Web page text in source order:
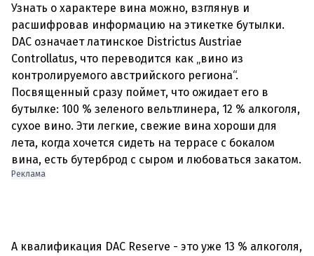
Узнать о характере вина можно, взглянув и
расшифровав информацию на этикетке бутылки.
DAC означает латинское Districtus Austriae
Controllatus, что переводится как „вино из
контролируемого австрийского региона“.
Посвященный сразу поймет, что ожидает его в
бутылке: 100 % зеленого вельтлинера, 12 % алкоголя,
сухое вино. Эти легкие, свежие вина хороши для
лета, когда хочется сидеть на террасе с бокалом
вина, есть бутерброд с сыром и любоваться закатом.
Реклама
А квалификация DAC Reserve - это уже 13 % алкоголя,